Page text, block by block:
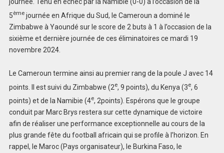
5èmejournée en Afrique du Sud, le Cameroun a dominé le
Zimbabwe à Yaoundé sur le score de 2 buts à 1 à l’occasion de la
sixième et dernière journée de ces éliminatoires ce mardi 19
novembre 2024.
Le Cameroun termine ainsi au premier rang de la poule J avec 14
points. Il est suivi du Zimbabwe (2e, 9 points), du Kenya (3e, 6
points) et de la Namibie (4e, 2points). Espérons que le groupe
conduit par Marc Brys restera sur cette dynamique de victoire
afin de réaliser une performance exceptionnelle au cours de la
plus grande fête du football africain qui se profile à l’horizon. En
rappel, le Maroc (Pays organisateur), le Burkina Faso, le